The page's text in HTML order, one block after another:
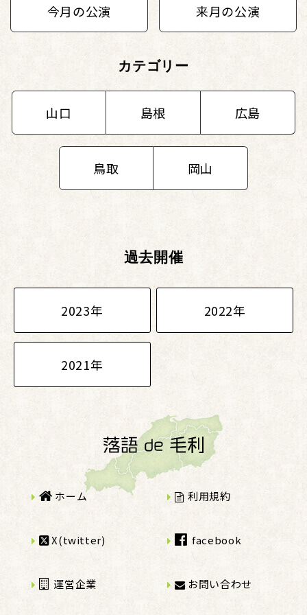
今月の公演 来月の公演
カテゴリー
山口 島根 広島
鳥取 岡山
過去開催
2023年 2022年
2021年
ホーム 利用規約
X(twitter) facebook
運営企業 お問い合わせ